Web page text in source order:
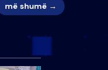
më shumë →